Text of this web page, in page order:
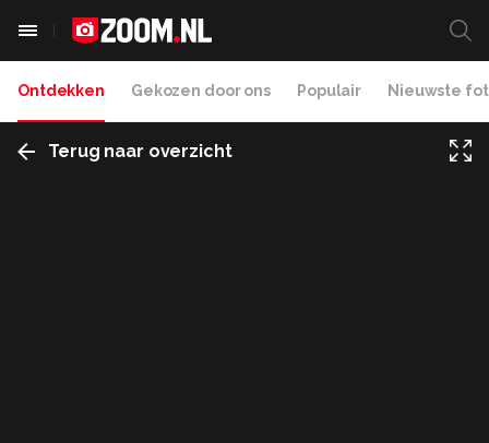
Ontdekken Gekozen door ons Populair Nieuwste
Terug naar overzicht